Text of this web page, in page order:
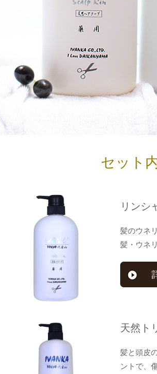
セット
リンシ
髪のウネ
髪・ウネ
天然ト
髪と頭皮
ントで、